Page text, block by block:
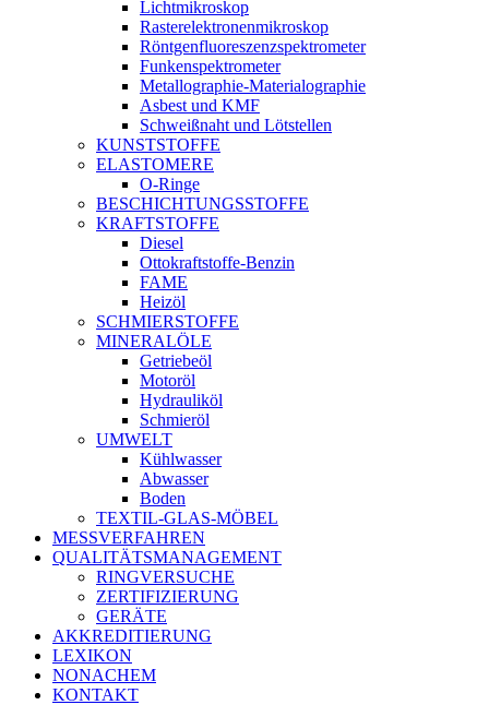
Lichtmikroskop
Rasterelektronenmikroskop
Röntgenfluoreszenzspektrometer
Funkenspektrometer
Metallographie-Materialographie
Asbest und KMF
Schweißnaht und Lötstellen
KUNSTSTOFFE
ELASTOMERE
O-Ringe
BESCHICHTUNGSSTOFFE
KRAFTSTOFFE
Diesel
Ottokraftstoffe-Benzin
FAME
Heizöl
SCHMIERSTOFFE
MINERALÖLE
Getriebeöl
Motoröl
Hydrauliköl
Schmieröl
UMWELT
Kühlwasser
Abwasser
Boden
TEXTIL-GLAS-MÖBEL
MESSVERFAHREN
QUALITÄTSMANAGEMENT
RINGVERSUCHE
ZERTIFIZIERUNG
GERÄTE
AKKREDITIERUNG
LEXIKON
NONACHEM
KONTAKT